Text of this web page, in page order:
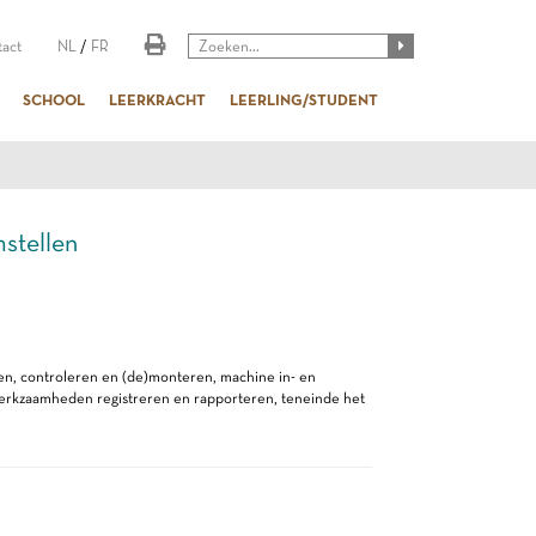
NL / FR
SCHOOL LEERKRACHT LEERLING/STUDENT
controleren en (de)monteren, machine in- en
registreren en rapporteren, teneinde het